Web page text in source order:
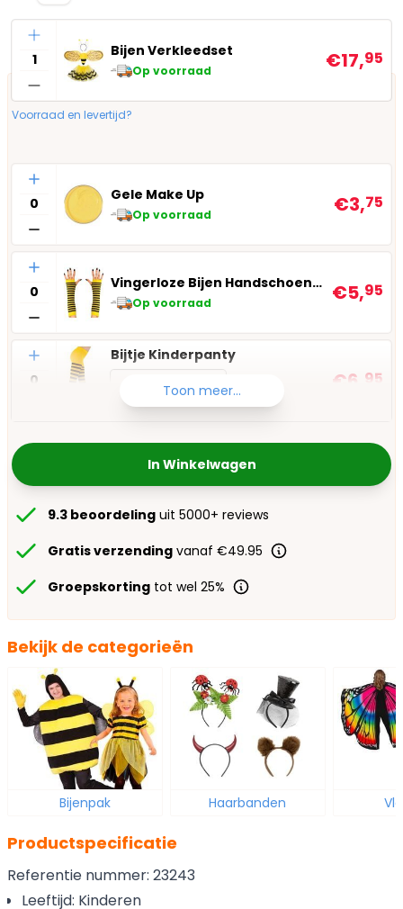
Aantal
Bijen Verkleedset
Op voorraad €17,95
Voorraad en levertijd?
Aantal
Gele Make Up
Op voorraad €3,75
Aantal
Vingerloze Bijen Handschoenen
Op voorraad €5,95
Aantal
Bijtje Kinderpanty
Kies maat
Op voorraad
€6, 95
Toon meer...
In Winkelwagen
9.3 beoordeling uit 5000+ reviews
Gratis verzending vanaf €49.95
Groepskorting tot wel 25%
Bekijk de categorieën
Bijenpak Haarbanden
Productspecificatie
Referentie nummer: 23243
Leeftijd: Kinderen